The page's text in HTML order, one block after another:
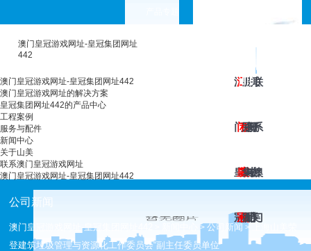
澳门皇冠游戏网址-皇冠集团网址
442
澳
门
皇
冠
澳
门
皇
冠
工
程
案
例
皇
冠
集
团
服
务
与
配
新
闻
中
心
关
于
山
美
联
系
澳
门
澳门皇冠游戏网址-皇冠集团网址442
澳门皇冠游戏网址的解决方案
皇冠集团网址442的产品中心
工程案例
服务与配件
新闻中心
关于山美
联系澳门皇冠游戏网址
澳门皇冠游戏网址-皇冠集团网址442
公司新闻
澳门皇冠游戏网址-皇冠集团网址442 >公司新闻 >
登建筑垃圾管理与资源化工作委员会“副主任委员单位”